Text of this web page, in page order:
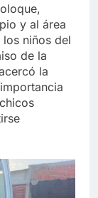
y al área
niños del
de la
la